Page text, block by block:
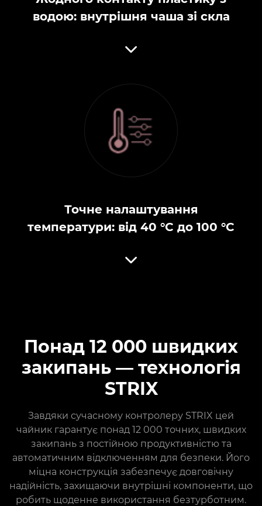
водою: внутрішня чаша зі скла
Точне налаштування
температури: від 40 °C до 100 °C
Понад 12 000 швидких
закипань — технологія
STRIX
Завдяки сучасному контролеру STRIX цей
чайник гарантує понад 12 000 точних, швидких
закипань з постійною продуктивністю та
автоматичним відключенням для безпеки. Його
міцна конструкція забезпечує довговічну
надійність, захищаючи внутрішні компоненти, що
робить щоденне використання безтурботним.